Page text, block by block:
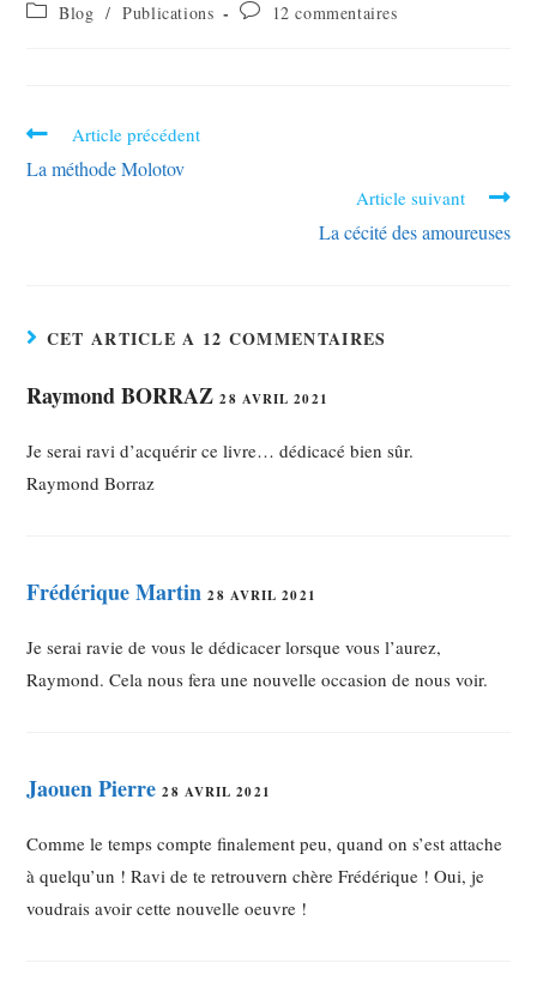
Blog / Publications 12 commentaires
Article précédent
La méthode Molotov
Article suivant
La cécité des amoureuses
CET ARTICLE A 12 COMMENTAIRES
Raymond BORRAZ28 AVRIL 2021
Je serai ravi d’acquérir ce livre… dédicacé bien sûr.
Raymond Borraz
Frédérique Martin 28 AVRIL 2021
Je serai ravie de vous le dédicacer lorsque vous l’aurez,
Raymond. Cela nous fera une nouvelle occasion de nous voir.
Jaouen Pierre 28 AVRIL 2021
Comme le temps compte finalement peu, quand on s’est attache
à quelqu’un ! Ravi de te retrouvern chère Frédérique ! Oui, je
voudrais avoir cette nouvelle oeuvre !